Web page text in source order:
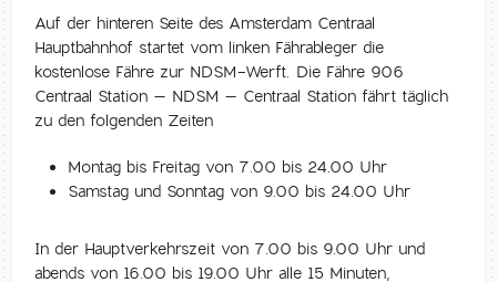
Auf der hinteren Seite des Amsterdam Centraal
Hauptbahnhof startet vom linken Fährableger die
kostenlose Fähre zur NDSM-Werft. Die Fähre 906
Centraal Station – NDSM – Centraal Station fährt täglich
zu den folgenden Zeiten
Montag bis Freitag von 7.00 bis 24.00 Uhr
Samstag und Sonntag von 9.00 bis 24.00 Uhr
In der Hauptverkehrszeit von 7.00 bis 9.00 Uhr und
abends von 16.00 bis 19.00 Uhr alle 15 Minuten,